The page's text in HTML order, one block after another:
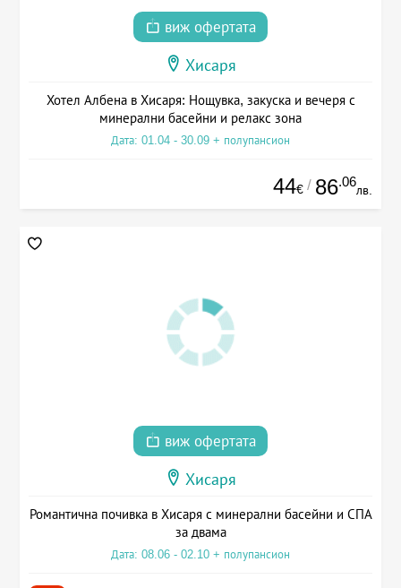
виж офертата
Хисаря
Хотел Албена в Хисаря: Нощувка, закуска и вечеря с
минерални басейни и релакс зона
Дата: 01.04 - 30.09 + полупансион
44€ / 86.06
лв.
виж офертата
Хисаря
Романтична почивка в Хисаря с минерални басейни и СПА
за двама
Дата: 08.06 - 02.10 + полупансион